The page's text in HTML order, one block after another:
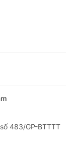
có sự chấp
483/GP-BTTTT